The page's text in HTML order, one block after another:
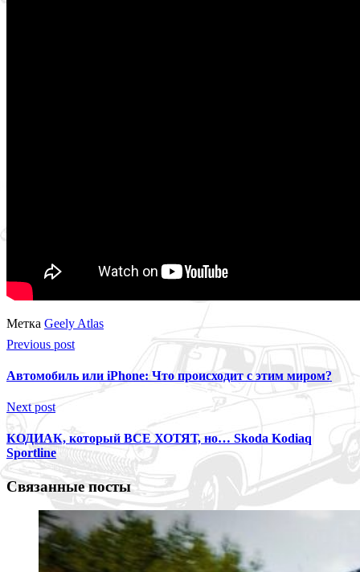
Метка Geely Atlas
Previous post
Автомобиль или iPhone: Что происходит с этим миром?
Next post
КОДИАК, который ВСЕ ХОТЯТ, но… Skoda Kodiaq
Sportline
Связанные посты